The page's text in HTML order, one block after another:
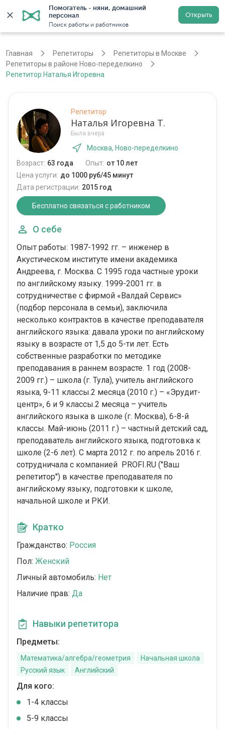
Помогатель - няни, домашний
персонал
Поиск работы и работников
Открыть
Регистрация
Главная Репетиторы
Репетиторы в Москве
Репетиторы в районе Ново-переделкино
Репетитор Наталья Игоревна
Репетитор
Наталья Игоревна Т.
Была вчера
Москва, Ново-переделкино
Возраст: 63 года Опыт: от 10 лет
Цена услуги: до 1000 руб/45 минут
Дата регистрации: 2015 год
Бесплатно связаться с работником
О себе
Опыт работы: 1987-1992 гг. – инженер в
Акустическом институте имени академика
Андреева, г. Москва. С 1995 года частные уроки
по английскому языку. 1999-2001 гг. в
сотрудничестве с фирмой «Валдай Сервис»
(подбор персонала в семьи), заключила
несколько контрактов в качестве преподавателя
английского языка: давала уроки по английскому
языку в возрасте от 1,5 до 5-ти лет. Есть
собственные разработки по методике
преподавания в раннем возрасте. 1 год (2008-
2009 гг.) – школа (г. Тула), учитель английского
языка, 9-11 классы.2 месяца (2010 г.) – «Эрудит-
центр», 6 и 9 классы.2 месяца – учитель
английского языка в школе (г. Москва), 6-8-й
классы. Май-июнь (2011 г.) – частный детский сад,
преподаватель английского языка, подготовка к
школе (2-6 лет). С марта 2012 г. по апрель 2016 г.
сотрудничала с компанией PROFI.RU (''Ваш
репетитор'') в качестве преподавателя по
английскому языку, подготовки к школе,
начальной школе и РКИ.
Кратко
Гражданство: Россия
Пол: Женский
Личный автомобиль: Нет
Наличие прав: Да
Навыки репетитора
Предметы:
Математика/алгебра/геометрия
Начальная школа
Русский язык
Английский
Для кого:
1-4 классы
5-9 классы